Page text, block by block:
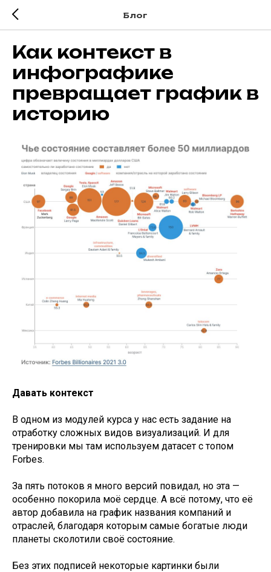
Блог
Как контекст в
инфографике
превращает график в
историю
Давать контекст
В одном из модулей курса у нас есть задание на
отработку сложных видов визуализаций. И для
тренировки мы там используем датасет с топом
Forbes.
За пять потоков я много версий повидал, но эта —
особенно покорила моё сердце. А всё потому, что её
автор добавила на график названия компаний и
отраслей, благодаря которым самые богатые люди
планеты сколотили своё состояние.
Без этих подписей некоторые картинки были